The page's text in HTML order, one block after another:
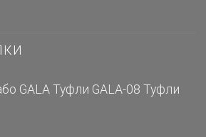
GALAТуфли GALA-08 Туфли